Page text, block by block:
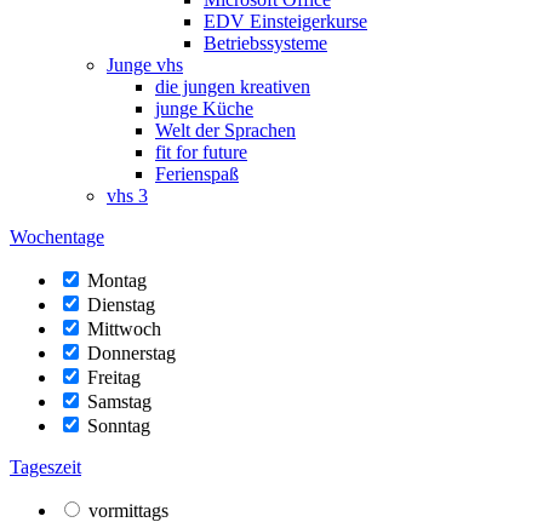
EDV Einsteigerkurse
Betriebssysteme
Junge vhs
die jungen kreativen
junge Küche
Welt der Sprachen
fit for future
Ferienspaß
vhs 3
Wochentage
Montag
Dienstag
Mittwoch
Donnerstag
Freitag
Samstag
Sonntag
Tageszeit
vormittags